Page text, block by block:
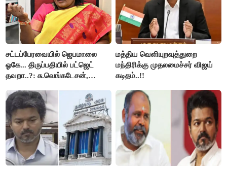
சட்டப்பேரவையில் ஜெபமாலை
ஓகே... திருப்பதியில் பட்ஜெட்
தவறா..?: சு.வெங்கடேசன்,
கேள்வி..!
மத்திய வெளியுறவுத்துறை
மந்திரிக்கு முதலமைச்சர் விஜய்
கடிதம்..!!